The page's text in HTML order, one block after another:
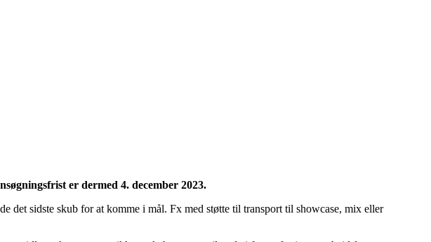
er dermed 4. december 2023.
det sidste skub for at komme i mål. Fx med støtte til transport til showcase, mix eller